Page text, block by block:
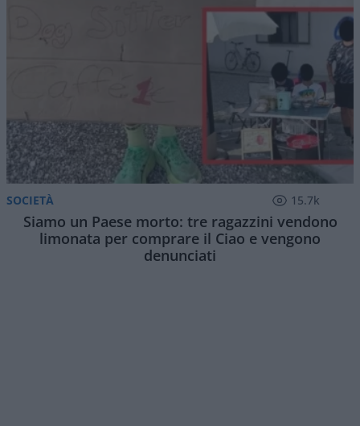
SOCIETÀ 15.7k
Siamo un Paese morto: tre ragazzini vendono
limonata per comprare il Ciao e vengono
denunciati